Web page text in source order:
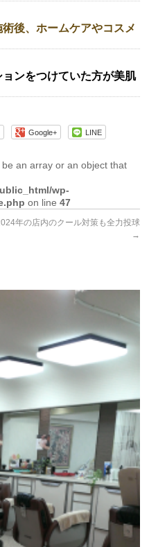
後、ホームケアやコスメ
ンをつけていた方が美肌
Google+ LINE
an array or an object that
wp-
on line47
年の店内のクール対策も全力投球
→